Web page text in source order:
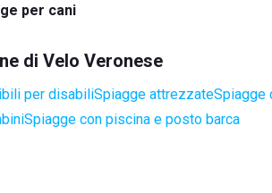
per cani
di Velo Veronese
per disabiliSpiagge attrezzateSpiagge
Spiagge con piscina e posto barca